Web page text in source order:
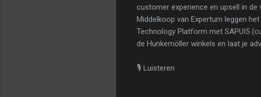
customer experience en upsell in de
Middelkoop van Expertum leggen
Technology Platform met SAPUI5
de Hunkemöller winkels en laat je
🎙 Luisteren